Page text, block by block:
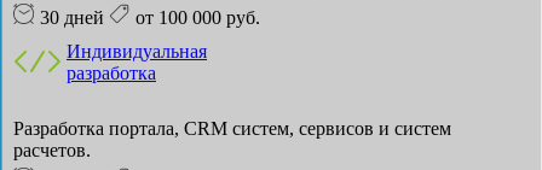
30 дней
от 100 000 руб.
Индивидуальная
разработка
Разработка портала, CRM систем, сервисов и систем
расчетов.